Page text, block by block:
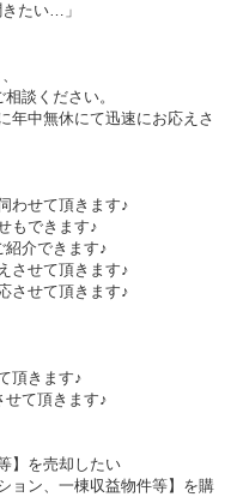
たい…」
談ください。
年中無休にて迅速にお応えさ
わせて頂きます♪
もできます♪
紹介できます♪
させて頂きます♪
させて頂きます♪
頂きます♪
せて頂きます♪
】を売却したい
ョン、一棟収益物件等】を購